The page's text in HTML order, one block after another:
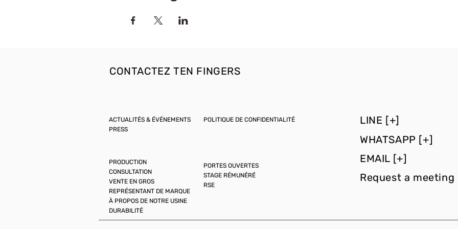
ACTUALITÉS & ÉVÉNEMENTS
PRESS
LINE [+]
WHATSAPP [+]
PORTES OUVERTES
STAGE RÉMUNÉRÉ
RSE
EMAIL [+]
Request a meeting
POLITIQUE DE CONFIDENTIALITÉ
PRODUCTION
CONSULTATION
VENTE EN GROS
REPRÉSENTANT DE MARQUE
À PROPOS DE NOTRE USINE
DURABILITÉ
CONTACTEZ TEN FINGERS